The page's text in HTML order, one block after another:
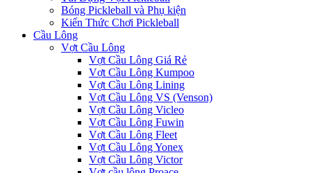
Bóng Pickleball và Phụ kiện
Kiến Thức Chơi Pickleball
Cầu Lông
Vợt Cầu Lông
Vợt Cầu Lông Giá Rẻ
Vợt Cầu Lông Kumpoo
Vợt Cầu Lông Lining
Vợt Cầu Lông VS (Venson)
Vợt Cầu Lông Vicleo
Vợt Cầu Lông Fuwin
Vợt Cầu Lông Fleet
Vợt Cầu Lông Yonex
Vợt Cầu Lông Victor